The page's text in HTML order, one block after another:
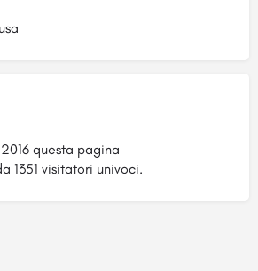
questa pagina
1351 visitatori univoci.